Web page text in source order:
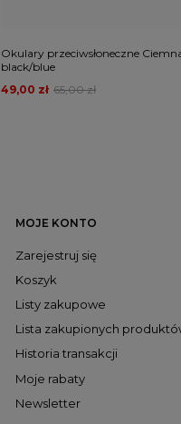
Okulary przeciwsłoneczne
black/blue
65,00 zł
49,00 zł
MOJE KONTO
Zarejestruj się
Koszyk
Listy zakupowe
Lista zakupionych
Historia transakcji
Moje rabaty
Newsletter